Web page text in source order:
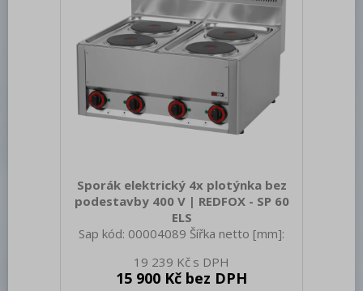
Sporák elektrický 4x plotýnka bez
podestavby 400 V | REDFOX - SP 60
ELS
Sap kód: 00004089 Šířka netto [mm]:
netto [mm]: 290 Hmotnost netto [kg]:
25.00 Šířka brutto [mm]: 725 Hloubka
19 239 Kč
15 900 Kč bez DPH